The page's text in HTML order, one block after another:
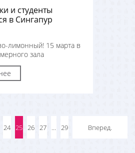
и студенты
в Сингапур
лимонный! 15 марта в
зала
24 25 26 27 ... 29 Вперед.